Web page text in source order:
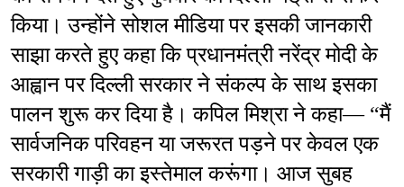
किया। उन्होंने सोशल मीडिया पर इसकी जानकारी
साझा करते हुए कहा कि प्रधानमंत्री नरेंद्र मोदी के
आह्वान पर दिल्ली सरकार ने संकल्प के साथ इसका
पालन शुरू कर दिया है। कपिल मिश्रा ने कहा— “मैं
सार्वजनिक परिवहन या जरूरत पड़ने पर केवल एक
सरकारी गाड़ी का इस्तेमाल करूंगा। आज सुबह